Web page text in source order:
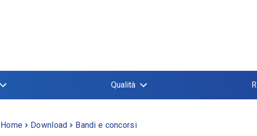
Qualità
Home Download Bandi e concorsi